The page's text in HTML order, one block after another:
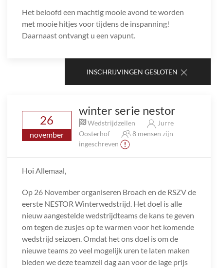
Het beloofd een machtig mooie avond te worden
met mooie hitjes voor tijdens de inspanning!
Daarnaast ontvangt u een vapunt.
INSCHRIJVINGEN GESLOTEN
26
november
winter serie nestor
Wedstrijdzeilen
Jurre
Oosterhof
8 mensen zijn
ingeschreven
Hoi Allemaal,
Op 26 November organiseren Broach en de RSZV de
eerste NESTOR Winterwedstrijd. Het doel is alle
nieuw aangestelde wedstrijdteams de kans te geven
om tegen de zusjes op te warmen voor het komende
wedstrijd seizoen. Omdat het ons doel is om de
nieuwe teams zo veel mogelijk uren te laten maken
bieden we deze teamzeil dag aan voor de lage prijs